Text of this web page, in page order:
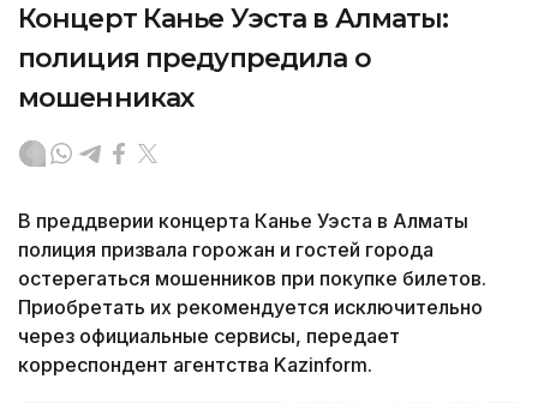
Концерт Канье Уэста в Алматы:
полиция предупредила о
мошенниках
В преддверии концерта Канье Уэста в Алматы
полиция призвала горожан и гостей города
остерегаться мошенников при покупке билетов.
Приобретать их рекомендуется исключительно
через официальные сервисы, передает
корреспондент агентства Kazinform.